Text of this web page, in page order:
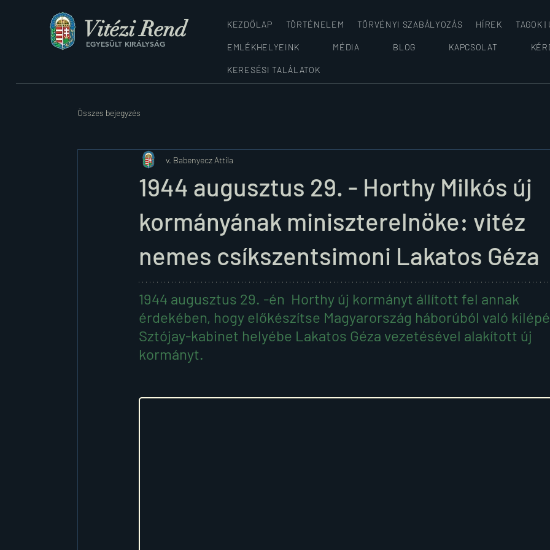
Vitézi Rend
EGYESÜLT KIRÁLYSÁG
KEZDŐLAP TÖRTÉNELEM TÖRVÉNYI SZABÁLYOZÁS HÍREK TAGOK |
EMLÉKHELYEINK MÉDIA BLOG KAPCSOLAT
KERESÉSI TALÁLATOK
Összes bejegyzés
1944 augusztus 29. - Horthy Milkós új
kormányának miniszterelnöke: vitéz
nemes csíkszentsimoni Lakatos Géza
v. Babenyecz Attila
1944 augusztus 29. -én  Horthy új kormányt állított fel annak
érdekében, hogy előkészítse Magyarország háborúból való
Sztójay-kabinet helyébe Lakatos Géza vezetésével alakított új
kormányt.